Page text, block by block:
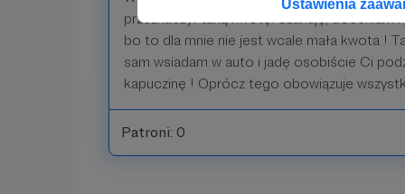
Ustawienia
przeznaczył taką kwotę. Szanuję, doceniam
bo to dla mnie nie jest wcale mała kwota !
sam wsiadam w auto i jadę osobiście Ci
kapuczinę ! Oprócz tego obowiązuje
Patroni: 0